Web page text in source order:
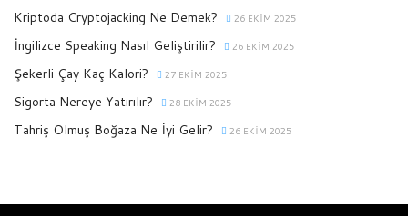
Kriptoda Cryptojacking Ne Demek? 26 EKIM 2025
İngilizce Speaking Nasıl Geliştirilir? 26 EKIM 2025
Şekerli Çay Kaç Kalori? 27 EKIM 2025
Sigorta Nereye Yatırılır? 28 EKIM 2025
Tahriş Olmuş Boğaza Ne İyi Gelir? 26 EKIM 2025